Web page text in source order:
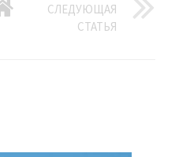
СЛЕДУЮЩАЯ
СТАТЬЯ